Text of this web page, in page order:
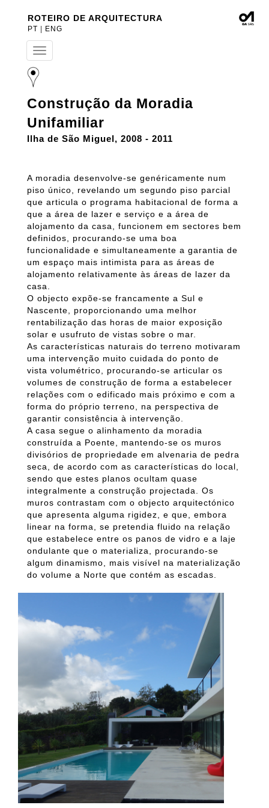
ROTEIRO DE ARQUITECTURA
PT ENG
T
o
g
e
a
v
t
i
o
n
Construção da Moradia
Unifamiliar
Ilha de São Miguel, 2008 - 2011
A moradia desenvolve-se genéricamente num
piso único, revelando um segundo piso parcial
que articula o programa habitacional de forma a
que a área de lazer e serviço e a área de
alojamento da casa, funcionem em sectores bem
definidos, procurando-se uma boa
funcionalidade e simultaneamente a garantia de
um espaço mais intimista para as áreas de
alojamento relativamente às áreas de lazer da
casa.
O objecto expõe-se francamente a Sul e
Nascente, proporcionando uma melhor
rentabilização das horas de maior exposição
solar e usufruto de vistas sobre o mar.
As características naturais do terreno motivaram
uma intervenção muito cuidada do ponto de
vista volumétrico, procurando-se articular os
volumes de construção de forma a estabelecer
relações com o edificado mais próximo e com a
forma do próprio terreno, na perspectiva de
garantir consistência à intervenção.
A casa segue o alinhamento da moradia
construída a Poente, mantendo-se os muros
divisórios de propriedade em alvenaria de pedra
seca, de acordo com as características do local,
sendo que estes planos ocultam quase
integralmente a construção projectada. Os
muros contrastam com o objecto arquitectónico
que apresenta alguma rigidez, e que, embora
linear na forma, se pretendia fluido na relação
que estabelece entre os panos de vidro e a laje
ondulante que o materializa, procurando-se
algum dinamismo, mais visível na materialização
do volume a Norte que contém as escadas.